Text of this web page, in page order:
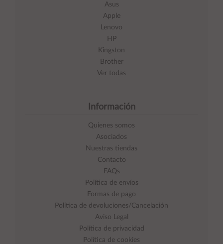
Asus
Apple
Lenovo
HP
Kingston
Brother
Ver todas
Información
Quienes somos
Asociados
Nuestras tiendas
Contacto
FAQs
Política de envíos
Formas de pago
Política de devoluciones/Cancelación
Aviso Legal
Política de privacidad
Política de cookies